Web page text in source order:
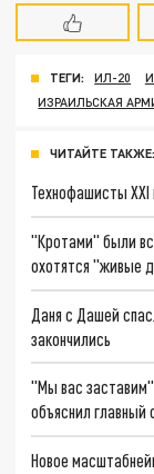
ТЕГИ: ИЛ-20
ИЗРАИЛЬСКАЯ
ЧИТАЙТЕ ТАКЖЕ:
Технофашисты XXI
"Кротами" были
охотятся "живые
Даня с Дашей
закончились
"Мы вас
объяснил
Новое